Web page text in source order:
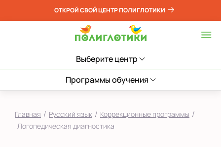
ОТКРОЙ СВОЙ ЦЕНТР ПОЛИГЛОТИКИ
Выберите центр
Программы обучения
Главная / Русский язык / Коррекционные программы /
Логопедическая диагностика